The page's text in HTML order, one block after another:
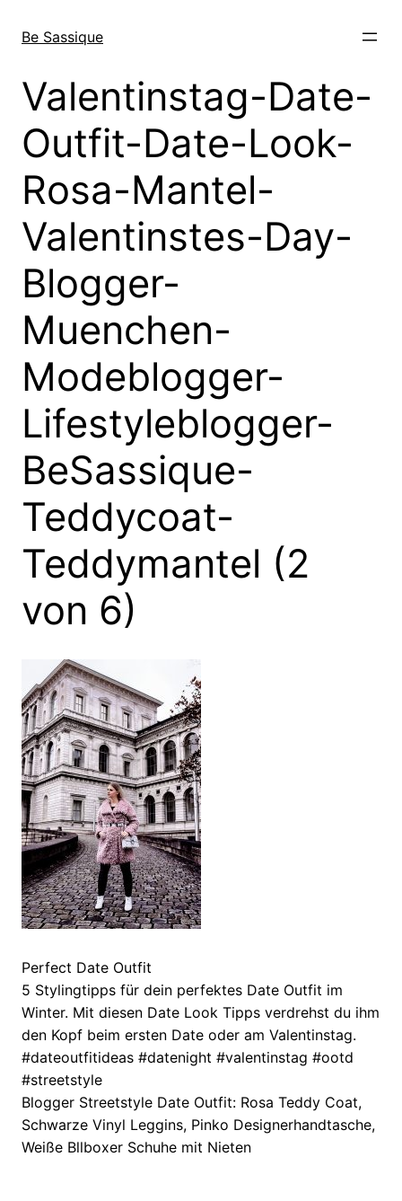
zum
wechseln
Be Sassique
Valentinstag-Date-
Outfit-Date-Look-
Rosa-Mantel-
Valentinstes-Day-
Blogger-
Muenchen-
Modeblogger-
Lifestyleblogger-
BeSassique-
Teddycoat-
Teddymantel (2
von 6)
Perfect Date Outfit
5 Stylingtipps für dein perfektes Date Outfit im
Winter. Mit diesen Date Look Tipps verdrehst du ihm
den Kopf beim ersten Date oder am Valentinstag.
#dateoutfitideas #datenight #valentinstag #ootd
#streetstyle
Blogger Streetstyle Date Outfit: Rosa Teddy Coat,
Schwarze Vinyl Leggins, Pinko Designerhandtasche,
Weiße Bllboxer Schuhe mit Nieten